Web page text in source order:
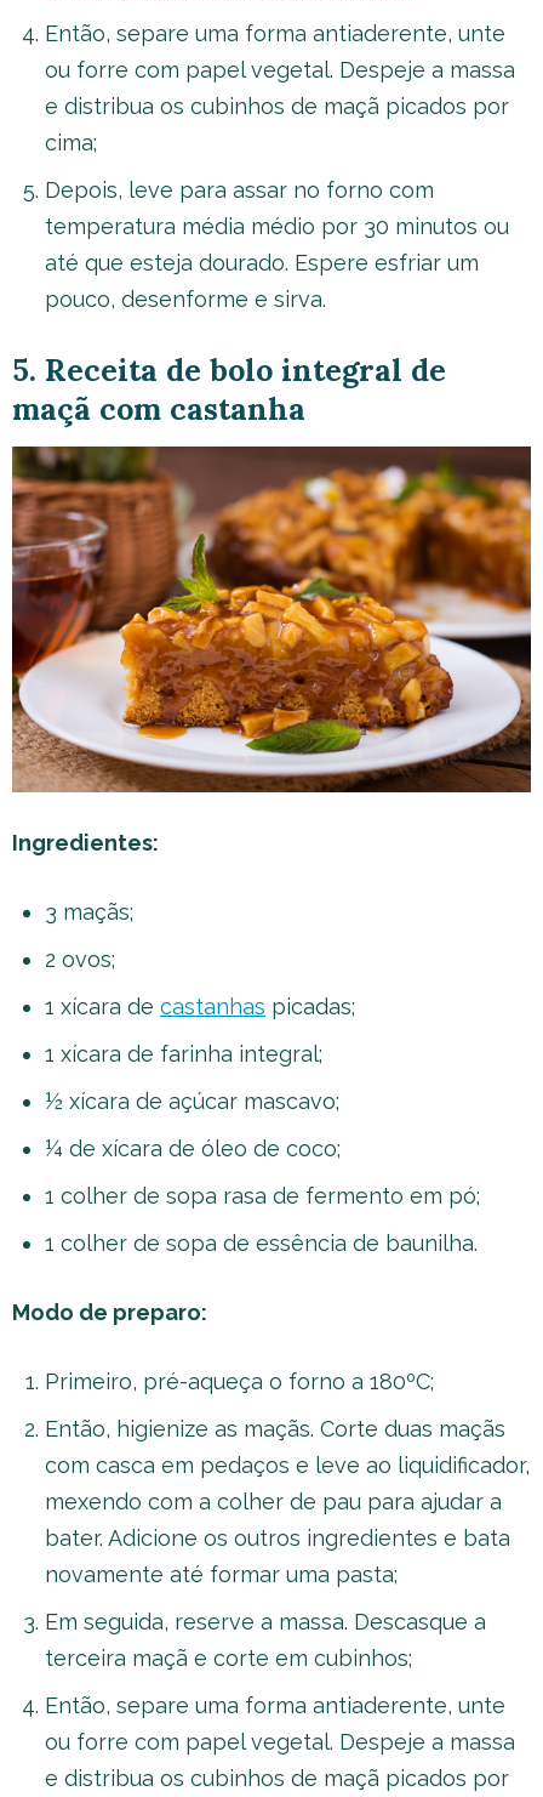
Então, separe uma forma antiaderente, unte
ou forre com papel vegetal. Despeje a massa
e distribua os cubinhos de maçã picados por
cima;
Depois, leve para assar no forno com
temperatura média médio por 30 minutos ou
até que esteja dourado. Espere esfriar um
pouco, desenforme e sirva.
5. Receita de bolo integral de
maçã com castanha
Ingredientes:
3 maçãs;
2 ovos;
1 xícara de castanhas picadas;
1 xícara de farinha integral;
½ xícara de açúcar mascavo;
¼ de xícara de óleo de coco;
1 colher de sopa rasa de fermento em pó;
1 colher de sopa de essência de baunilha.
Modo de preparo:
Primeiro, pré-aqueça o forno a 180ºC;
Então, higienize as maçãs. Corte duas maçãs
com casca em pedaços e leve ao liquidificador,
mexendo com a colher de pau para ajudar a
bater. Adicione os outros ingredientes e bata
novamente até formar uma pasta;
Em seguida, reserve a massa. Descasque a
terceira maçã e corte em cubinhos;
Então, separe uma forma antiaderente, unte
ou forre com papel vegetal. Despeje a massa
e distribua os cubinhos de maçã picados por